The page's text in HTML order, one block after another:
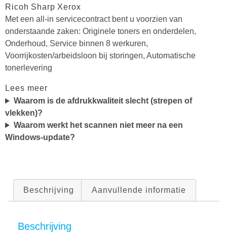
Ricoh Sharp Xerox
Met een all-in servicecontract bent u voorzien van
onderstaande zaken: Originele toners en onderdelen,
Onderhoud, Service binnen 8 werkuren,
Voorrijkosten/arbeidsloon bij storingen, Automatische
tonerlevering
Lees meer
Waarom is de afdrukkwaliteit slecht (strepen of
vlekken)?
Waarom werkt het scannen niet meer na een
Windows-update?
Beschrijving Aanvullende informatie
Beschrijving